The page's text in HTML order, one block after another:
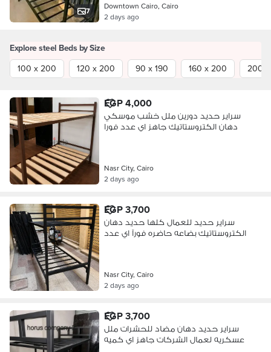
7
Downtown Cairo, Cairo
2 days ago
Explore steel Beds by Size
100 x 200
120 x 200 90 x 190 160 x 200 200
EGP 4,000
سراير حديد دورين ملل خشب موسكي
دهان الكتروستاتيك جاهز اي عدد فورا
Nasr City, Cairo
2 days ago
EGP 3,700
سراير حديد للعمال كلها حديد دهان
الكتروستاتيك بضاعه حاضره فورآ اي عدد
Nasr City, Cairo
2 days ago
EGP 3,700
سراير حديد دهان مضاد للحشرات ملل
عسكريه لعمال الشركات جاهز اي كميه